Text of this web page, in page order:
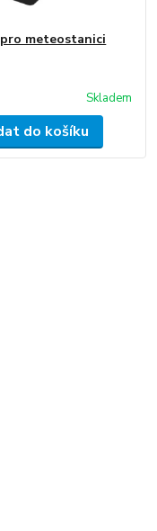
meteostanici
Skladem
do košíku